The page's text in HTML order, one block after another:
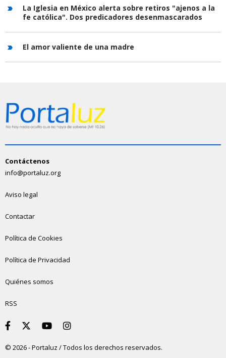
La Iglesia en México alerta sobre retiros "ajenos a la
fe católica". Dos predicadores desenmascarados
El amor valiente de una madre
Contáctenos
info@portaluz.org
Aviso legal
Contactar
Política de Cookies
Política de Privacidad
Quiénes somos
RSS
© 2026 - Portaluz / Todos los derechos reservados.